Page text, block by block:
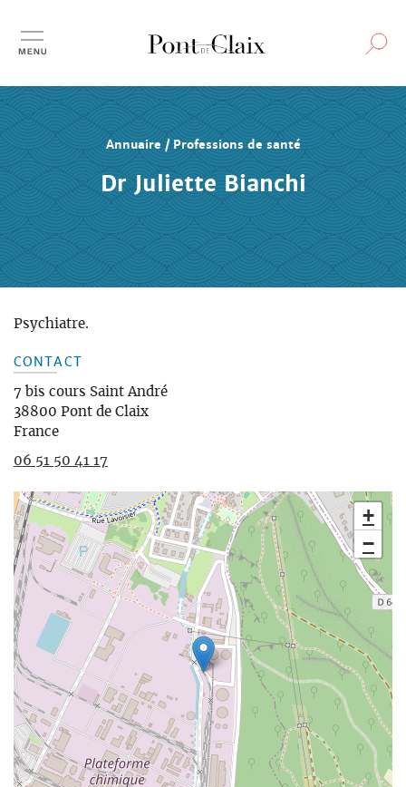
contenu
principal
Annuaire / Professions de santé
Dr Juliette Bianchi
Psychiatre.
CONTACT
7 bis cours Saint André
38800 Pont de Claix
France
06 51 50 41 17
+
−